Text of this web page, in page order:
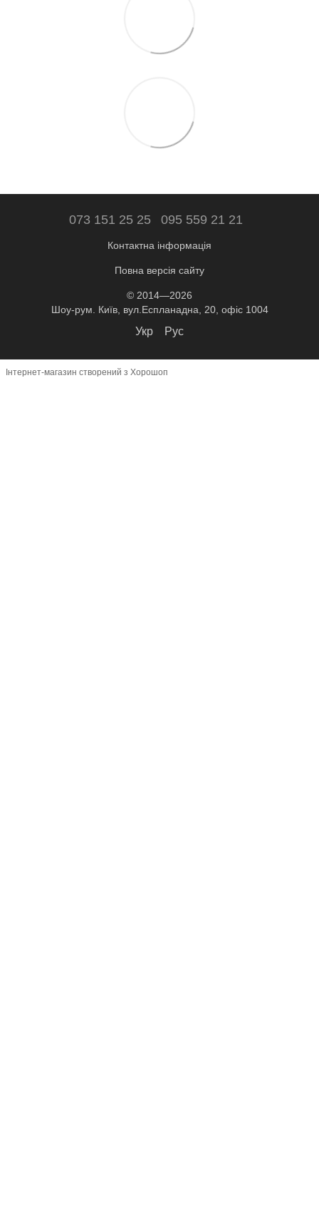
073 151 25 25 095 559 21 21
Контактна інформація
Повна версія сайту
© 2014—2026
Шоу-рум. Київ, вул.Еспланадна, 20, офіс 1004
Укр Рус
Інтернет-магазин створений з Хорошоп